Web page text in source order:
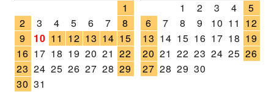
1
2
3 4 5 6 7
8
9
10 11 12 13 14 15
16 17 18 19 20 21 22
23 24 25 26 27 28 29
30 31
1
2 3 4
5
6
7 8 9 10 11 12
13 14 15 16 17 18 19
20 21 22 23 24 25 26
27 28 29 30